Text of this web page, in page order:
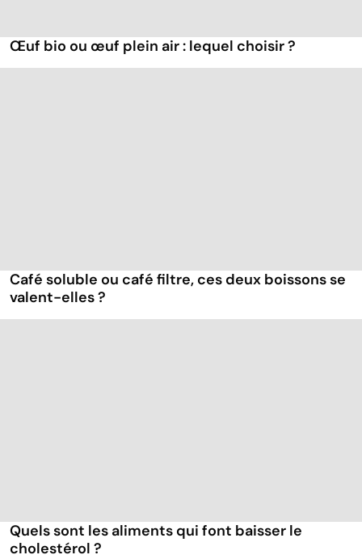
Œuf bio ou œuf plein air : lequel choisir ?
Café soluble ou café filtre, ces deux boissons se
valent-elles ?
Quels sont les aliments qui font baisser le
cholestérol ?